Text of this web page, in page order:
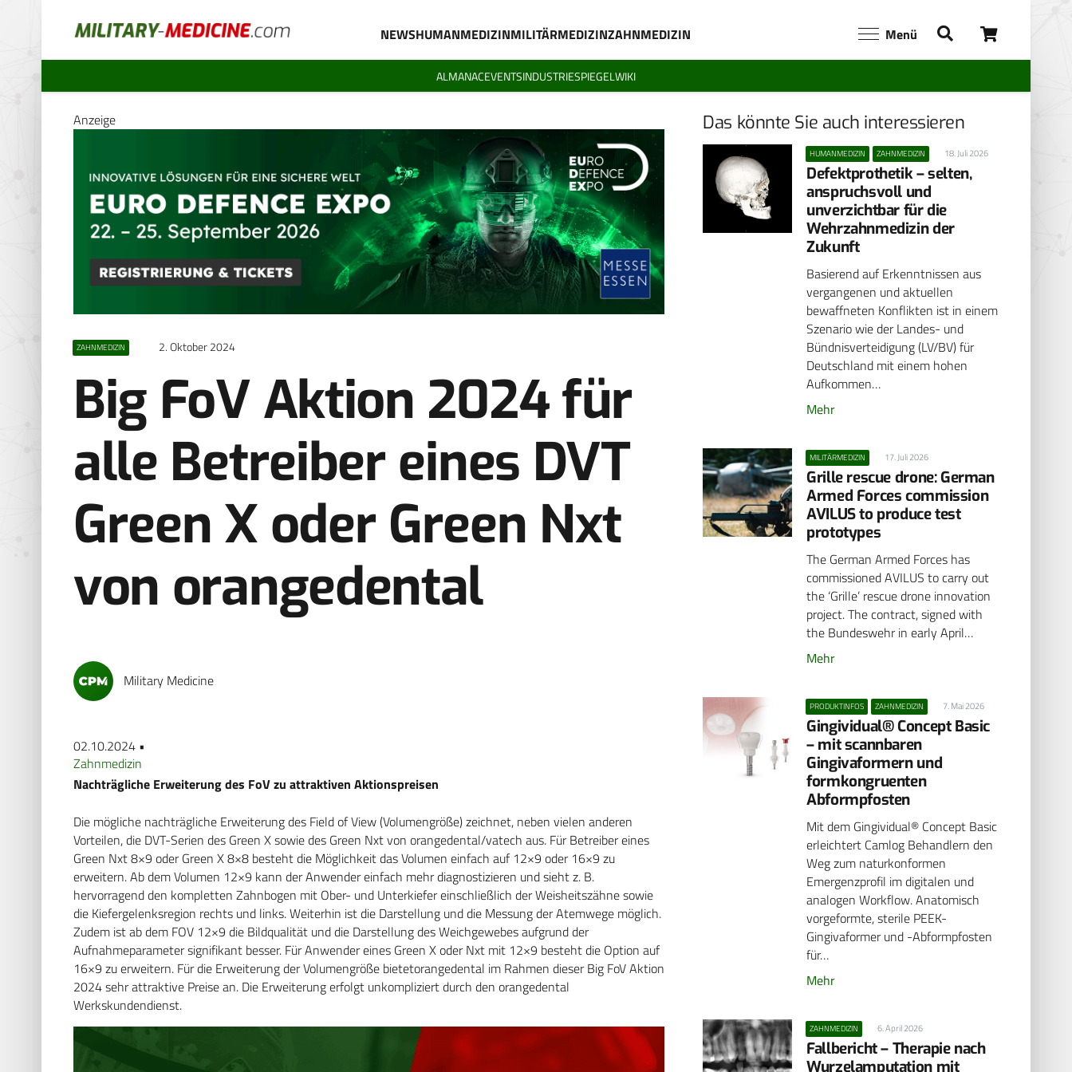
NEWSHUMANMEDIZINMILITÄRMEDIZINZAHNMEDIZIN Menü
ALMANACEVENTSINDUSTRIESPIEGELWIKI
Anzeige
ZAHNMEDIZIN 2. Oktober 2024
Big FoV Aktion 2024 für
alle Betreiber eines DVT
Green X oder Green Nxt
von orangedental
Military Medicine
02.10.2024 •
Zahnmedizin
Nachträgliche Erweiterung des FoV zu attraktiven Aktionspreisen
Die mögliche nachträgliche Erweiterung des Field of View (Volumengröße) zeichnet, neben vielen anderen
Vorteilen, die DVT-Serien des Green X sowie des Green Nxt von orangedental/vatech aus. Für Betreiber eines
Green Nxt 8×9 oder Green X 8×8 besteht die Möglichkeit das Volumen einfach auf 12×9 oder 16×9 zu
erweitern. Ab dem Volumen 12×9 kann der Anwender einfach mehr diagnostizieren und sieht z. B.
hervorragend den kompletten Zahnbogen mit Ober- und Unterkiefer einschließlich der Weisheitszähne sowie
die Kiefergelenksregion rechts und links. Weiterhin ist die Darstellung und die Messung der Atemwege möglich.
Zudem ist ab dem FOV 12×9 die Bildqualität und die Darstellung des Weichgewebes aufgrund der
Aufnahmeparameter signifikant besser. Für Anwender eines Green X oder Nxt mit 12×9 besteht die Option auf
16×9 zu erweitern. Für die Erweiterung der Volumengröße bietetorangedental im Rahmen dieser Big FoV Aktion
2024 sehr attraktive Preise an. Die Erweiterung erfolgt unkompliziert durch den orangedental
Werkskundendienst.
Das könnte Sie auch interessieren
HUMANMEDIZIN ZAHNMEDIZIN 18. Juli 2026
Defektprothetik – selten,
anspruchsvoll und
unverzichtbar für die
Wehrzahnmedizin der
Zukunft
Basierend auf Erkenntnissen aus
vergangenen und aktuellen
bewaffneten Konflikten ist in einem
Szenario wie der Landes- und
Bündnisverteidigung (LV/BV) für
Deutschland mit einem hohen
Aufkommen…
Mehr
MILITÄRMEDIZIN 17. Juli 2026
Grille rescue drone: German
Armed Forces commission
AVILUS to produce test
prototypes
The German Armed Forces has
commissioned AVILUS to carry out
the ‘Grille’ rescue drone innovation
project. The contract, signed with
the Bundeswehr in early April…
Mehr
PRODUKTINFOS ZAHNMEDIZIN 7. Mai 2026
Gingividual® Concept Basic
– mit scannbaren
Gingivaformern und
formkongruenten
Abformpfosten
Mit dem Gingividual® Concept Basic
erleichtert Camlog Behandlern den
Weg zum naturkonformen
Emergenzprofil im digitalen und
analogen Workflow. Anatomisch
vorgeformte, sterile PEEK-
Gingivaformer und -Abformpfosten
für…
Mehr
ZAHNMEDIZIN 6. April 2026
Fallbericht – Therapie nach
Wurzelamputation mit